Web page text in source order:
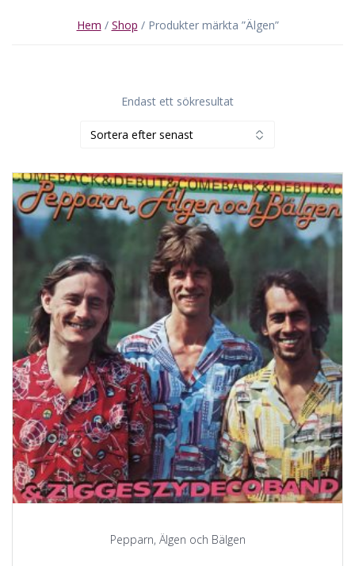
Hem / Shop / Produkter märkta ”Älgen”
Endast ett sökresultat
Pepparn, Älgen och Bälgen